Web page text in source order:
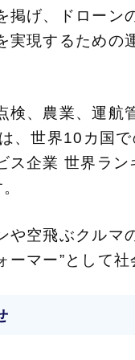
掲げ、ドロー
実現するため
検、農業、運
、世界10カ国
ス企業 世界ラ
や空飛ぶクルマ
ーマー”として